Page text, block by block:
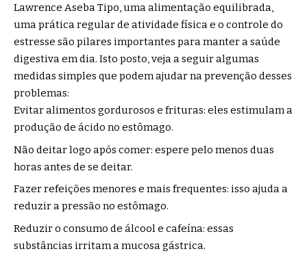
Lawrence Aseba Tipo, uma alimentação equilibrada,
uma prática regular de atividade física e o controle do
estresse são pilares importantes para manter a saúde
digestiva em dia. Isto posto, veja a seguir algumas
medidas simples que podem ajudar na prevenção desses
problemas:
Evitar alimentos gordurosos e frituras: eles estimulam a
produção de ácido no estômago.
Não deitar logo após comer: espere pelo menos duas
horas antes de se deitar.
Fazer refeições menores e mais frequentes: isso ajuda a
reduzir a pressão no estômago.
Reduzir o consumo de álcool e cafeína: essas
substâncias irritam a mucosa gástrica.